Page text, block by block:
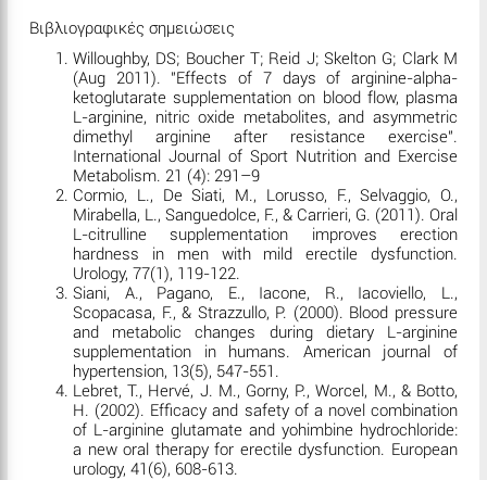
Βιβλιογραφικές σημειώσεις
Willoughby, DS; Boucher T; Reid J; Skelton G; Clark M
(Aug 2011). "Effects of 7 days of arginine-alpha-
ketoglutarate supplementation on blood flow, plasma
L-arginine, nitric oxide metabolites, and asymmetric
dimethyl arginine after resistance exercise".
International Journal of Sport Nutrition and Exercise
Metabolism. 21 (4): 291–9
Cormio, L., De Siati, M., Lorusso, F., Selvaggio, O.,
Mirabella, L., Sanguedolce, F., & Carrieri, G. (2011). Oral
L-citrulline supplementation improves erection
hardness in men with mild erectile dysfunction.
Urology, 77(1), 119-122.
Siani, A., Pagano, E., Iacone, R., Iacoviello, L.,
Scopacasa, F., & Strazzullo, P. (2000). Blood pressure
and metabolic changes during dietary L-arginine
supplementation in humans. American journal of
hypertension, 13(5), 547-551.
Lebret, T., Hervé, J. M., Gorny, P., Worcel, M., & Botto,
H. (2002). Efficacy and safety of a novel combination
of L-arginine glutamate and yohimbine hydrochloride:
a new oral therapy for erectile dysfunction. European
urology, 41(6), 608-613.